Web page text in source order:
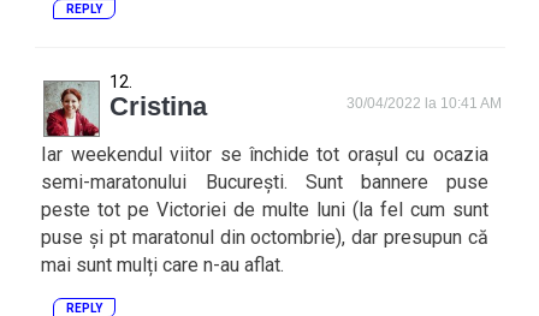
REPLY
Cristina 30/04/2022 la 10:41 AM
Iar weekendul viitor se închide tot orașul cu ocazia
semi-maratonului București. Sunt bannere puse
peste tot pe Victoriei de multe luni (la fel cum sunt
puse și pt maratonul din octombrie), dar presupun că
mai sunt mulți care n-au aflat.
REPLY